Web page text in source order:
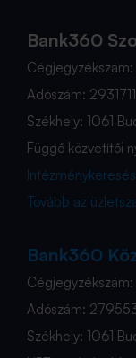
Bank360
Adószám:
Székhely: 1061
Függő közvetítői
Intézménykeresés
Tovább az
Bank360
Adószám:
Székhely: 1061